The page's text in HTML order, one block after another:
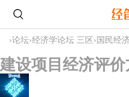
›论坛›经济学论坛 三区 › 国民经
建设项目经济评